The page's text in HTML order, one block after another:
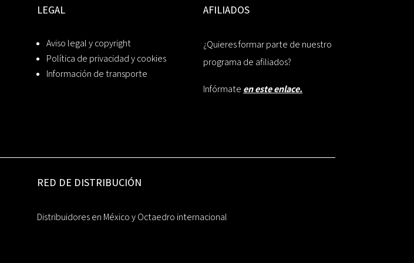
LEGAL
Aviso legal y copyright
Política de privacidad y cookies
Información de transporte
AFILIADOS
¿Quieres formar parte de nuestro
programa de afiliados?
Infórmate en este enlace.
RED DE DISTRIBUCIÓN
Distribuidores en México y Octaedro internacional